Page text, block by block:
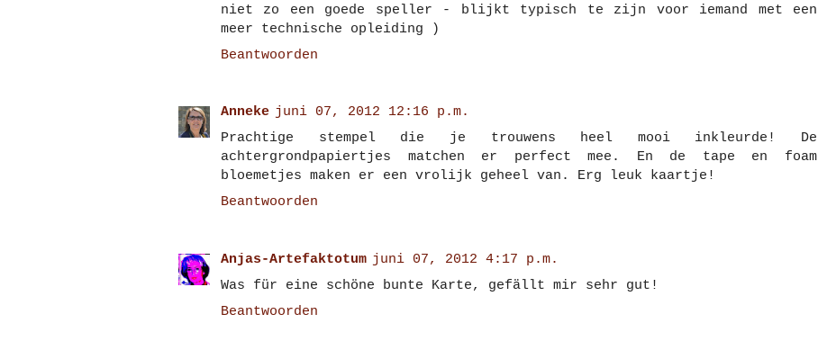
niet zo een goede speller - blijkt typisch te zijn voor iemand met een
meer technische opleiding )
Beantwoorden
Anneke juni 07, 2012 12:16 p.m.
Prachtige stempel die je trouwens heel mooi inkleurde! De
achtergrondpapiertjes matchen er perfect mee. En de tape en foam
bloemetjes maken er een vrolijk geheel van. Erg leuk kaartje!
Beantwoorden
Anjas-Artefaktotum juni 07, 2012 4:17 p.m.
Was für eine schöne bunte Karte, gefällt mir sehr gut!
Beantwoorden